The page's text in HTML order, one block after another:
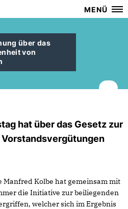
MENÜ
über das
von
hat über das Gesetz zur
Manfred Kolbe hat gemeinsam mit
die Initiative zur beiliegenden
welcher sich im Ergebnis